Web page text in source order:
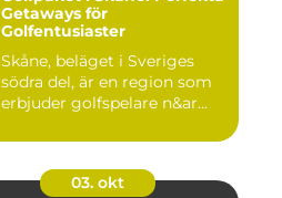
Getaways för
Golfentusiaster
Skåne, beläget i Sveriges
södra del, är en region som
erbjuder golfspelare n&ar...
03. okt